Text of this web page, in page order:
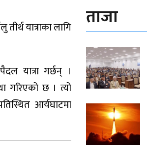
यात्राका लागि
यात्रा गर्छन् ।
गरिएको छ । त्यो
आर्यघाटमा
ताजा